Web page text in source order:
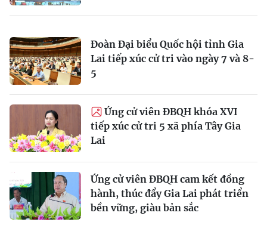
Đoàn Đại biểu Quốc hội tỉnh Gia
Lai tiếp xúc cử tri vào ngày 7 và 8-
5
Ứng cử viên ĐBQH khóa XVI
tiếp xúc cử tri 5 xã phía Tây Gia
Lai
Ứng cử viên ĐBQH cam kết đồng
hành, thúc đẩy Gia Lai phát triển
bền vững, giàu bản sắc